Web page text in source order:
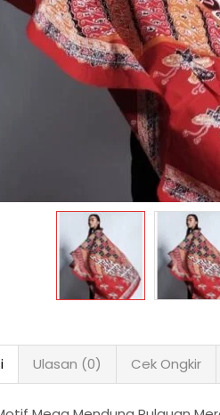
Ulasan (0) Cek Ongkir